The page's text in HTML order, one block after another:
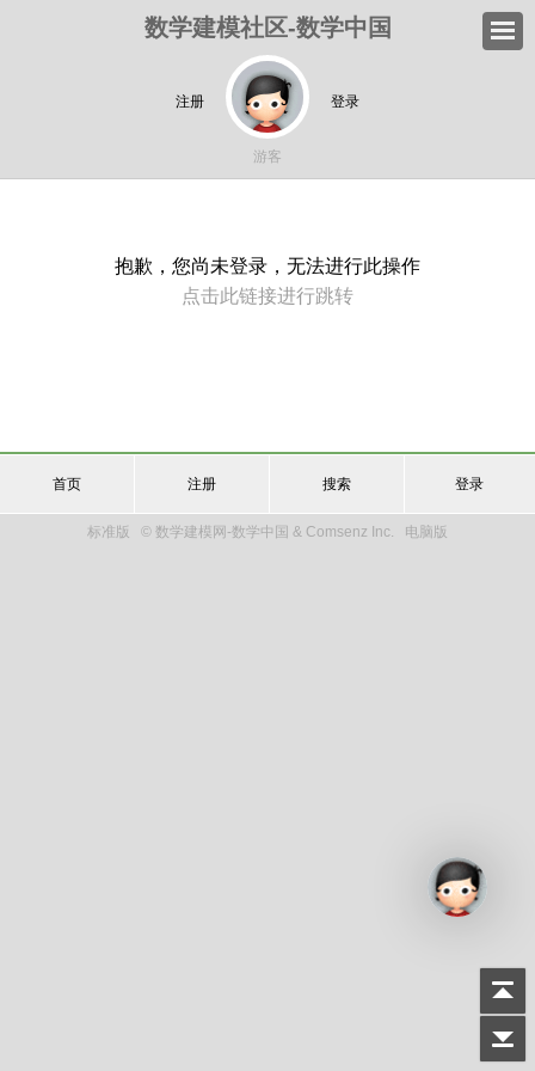
数学建模社区-数学中国
注册 登录
游客
抱歉，您尚未登录，无法进行此操作
点击此链接进行跳转
首页 注册 搜索 登录
标准版 © 数学建模网-数学中国 & Comsenz Inc. 电脑版